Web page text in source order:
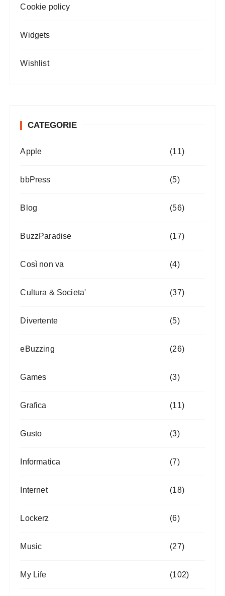
Cookie policy
Widgets
Wishlist
CATEGORIE
Apple (11)
bbPress (5)
Blog (56)
BuzzParadise (17)
Così non va (4)
Cultura & Societa' (37)
Divertente (5)
eBuzzing (26)
Games (3)
Grafica (11)
Gusto (3)
Informatica (7)
Internet (18)
Lockerz (6)
Music (27)
My Life (102)